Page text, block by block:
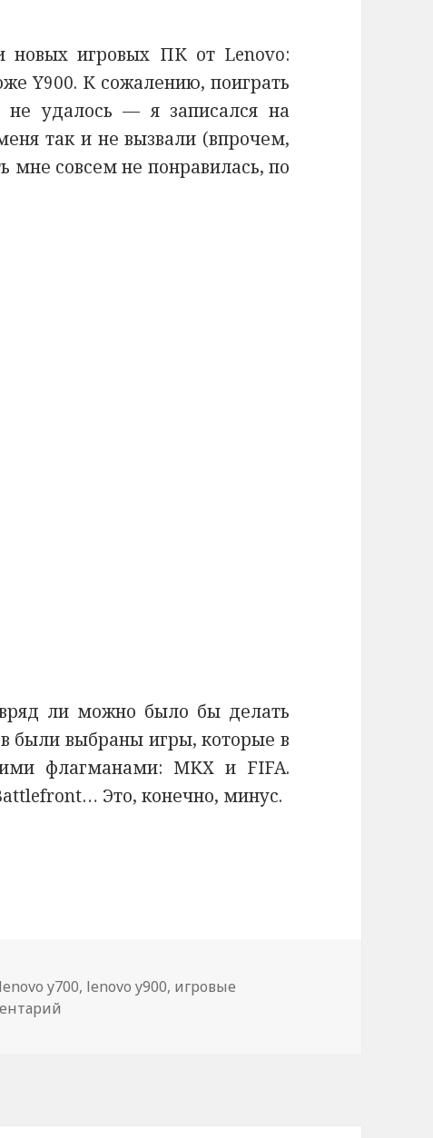
новых игровых ПК от Lenovo:
Y900. К сожалению, поиграть
удалось — я записался на
так и не вызвали (впрочем,
совсем не понравилась, по
ли можно было бы делать
были выбраны игры, которые в
флагманами: MKX и FIFA.
Это, конечно, минус.
ноутбуки от Lenovo
lenovo y700, lenovo y900, игровые